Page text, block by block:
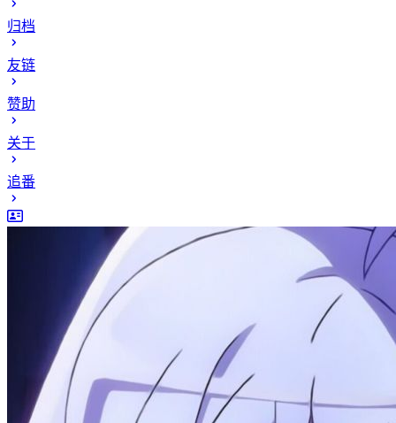
归档
友链
赞助
关于
追番